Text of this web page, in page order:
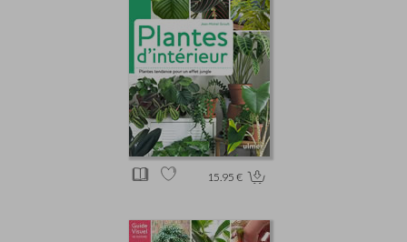
15.95 €